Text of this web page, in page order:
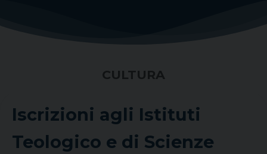
CULTURA
Iscrizioni agli Istituti
Teologico e di Scienze